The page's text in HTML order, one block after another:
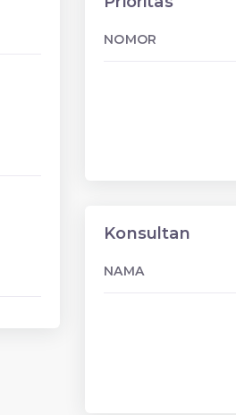
NOMOR
Konsultan
NAMA